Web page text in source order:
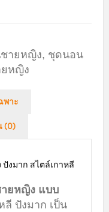
ายหญิง, ชุดนอน
หญิง
พาะ
(0)
มาก สไตล์เกาหลี
ยหญิง แบบ
ลี ปังมาก เป็น